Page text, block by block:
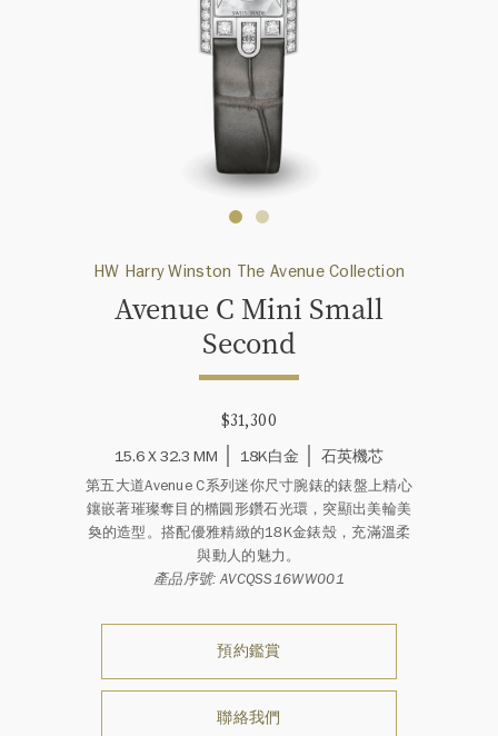
HW Harry Winston The Avenue Collection
Avenue C Mini Small
Second
$31,300
15.6 X 32.3 MM
18K白金 石英機芯
第五大道Avenue C系列迷你尺寸腕錶的錶盤上精心
鑲嵌著璀璨奪目的橢圓形鑽石光環，突顯出美輪美
奐的造型。搭配優雅精緻的18K金錶殼，充滿溫柔
與動人的魅力。
產品序號: AVCQSS16WW001
預約鑑賞
聯絡我們